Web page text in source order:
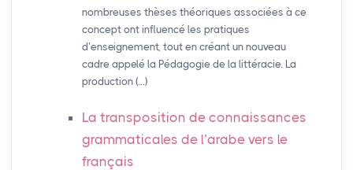
nombreuses thèses théoriques associées à ce
concept ont influencé les pratiques
d’enseignement, tout en créant un nouveau
cadre appelé la Pédagogie de la littéracie. La
production (…)
La transposition de connaissances
grammaticales de l’arabe vers le
français